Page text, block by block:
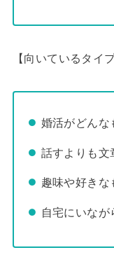
【向いているタイプ
婚活がどんな
話すよりも文
趣味や好きな
自宅にいなが